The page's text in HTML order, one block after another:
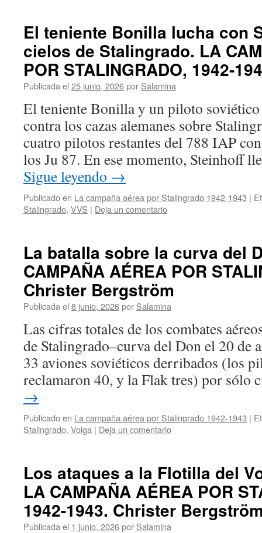
El teniente Bonilla lucha con
cielos de Stalingrado. LA
POR STALINGRADO, 1942-
Publicada el 25 junio, 2026por Salamina
El teniente Bonilla y un piloto
contra los cazas alemanes sobre
cuatro pilotos restantes del 788 IAP
los Ju 87. En ese momento, Steinhoff
Sigue leyendo →
Publicado en La campaña aérea por Stalingrado 1942-1943 |
Stalingrado, VVS | Deja un comentario
La batalla sobre la curva del
CAMPAÑA AÉREA POR
Christer Bergström
Publicada el 8 junio, 2026por Salamina
Las cifras totales de los combates
de Stalingrado–curva del Don el 20 de
33 aviones soviéticos derribados (los
reclamaron 40, y la Flak tres) por
→
Publicado en La campaña aérea por Stalingrado 1942-1943 |
Stalingrado, Volga | Deja un comentario
Los ataques a la Flotilla del
LA CAMPAÑA AÉREA POR
1942-1943. Christer
Publicada el 1 junio, 2026por Salamina